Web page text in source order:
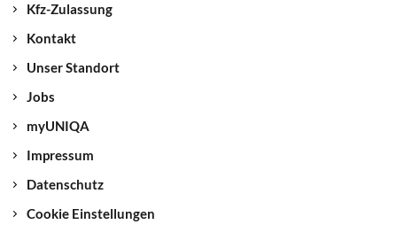
Kfz-Zulassung
Kontakt
Unser Standort
Jobs
myUNIQA
Impressum
Datenschutz
Cookie Einstellungen